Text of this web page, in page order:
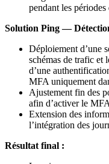
pendant les
Solution Ping —
Déploiement d’une
schémas de trafic et
d’une
MFA uniquement
Ajustement fin des
afin d’activer le
Extension des
l’intégration des
Résultat final :